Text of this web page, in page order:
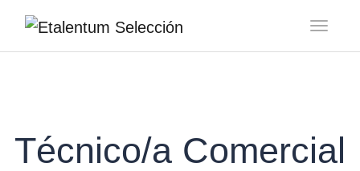
Técnico/a Comercial